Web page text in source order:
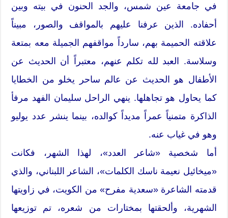
في جامعة عين شمس، والجد الحنون في بيته وبين
أحفاده. الذين عرفنا عليهم بالمواقف والصور، مبيناً
علاقته الحميمة بهم، سارداً مواقفهم الجميلة معه بمتعة
وسلاسة. العبد لله تكلم عنهم، معتبراً أن الحديث عن
الأطفال هو الحديث عن عالم ساحر يخلو من الخطايا
كما يحاول هو تجاهلها. ينهي الراحل سليمان الفهد مرفأ
الذاكرة متمنياً عمراً مديداً كوالده، بينما ينشر عدد يوليو
وهو في غياب عنه.
أما شخصية «شاعر العدد»، لهذا الشهر، فكانت
«ميخائيل نعيمة ناسك الكلمات»، الشاعر اللبناني، والذي
قدمته الشاعرة «سعدية مفرح» من الكويت، في زاويتها
الشهرية، وألحقتها بمختارات من شعره، تم توزيعها